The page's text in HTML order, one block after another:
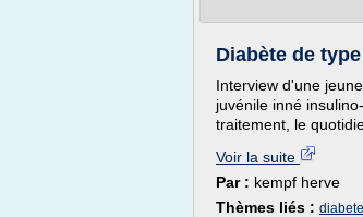
Diabète de
Interview d'une
juvénile inné
traitement, le
Voir la suite
Par : kempf herve
Thèmes liés :